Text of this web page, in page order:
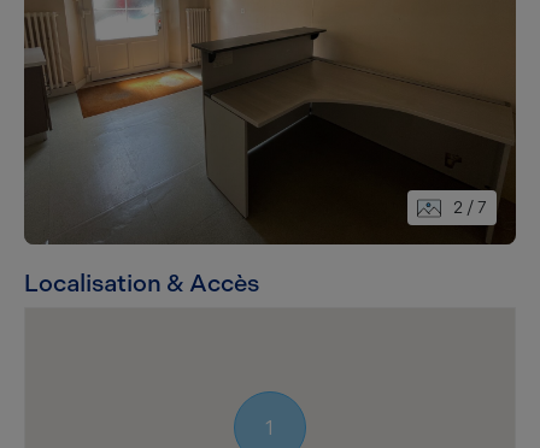
2 / 7
Localisation & Accès
1